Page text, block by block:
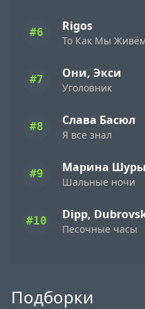
#6 Rigos
То Как Мы
#7 Они, Экси
Уголовник
#8 Слава Басюл
Я все знал
#9 Марина
Шальные ночи
#10 Dipp,
Песочные часы
Подборки